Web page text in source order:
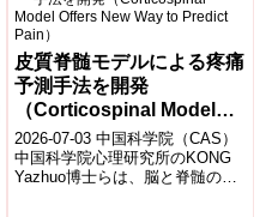
皮質脊髄モデルによる疼痛
予測手法を開発
（Corticospinal Model
Offers New Way to
Predict Pain）
2026-07-03 中国科学院（CAS）
中国科学院心理研究所のKONG
Yazhuo博士らは、脳と脊髄の活